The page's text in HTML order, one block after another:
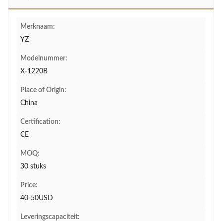
Merknaam:
YZ
Modelnummer:
X-1220B
Place of Origin:
China
Certification:
CE
MOQ:
30 stuks
Price:
40-50USD
Leveringscapaciteit: